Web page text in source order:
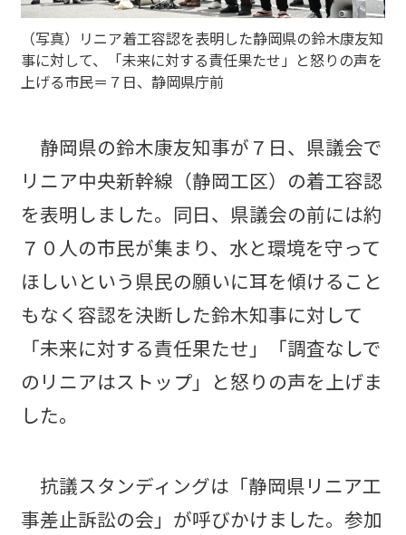
（写真）リニア着工容認を表明した静岡県の鈴木康友知
事に対して、「未来に対する責任果たせ」と怒りの声を
上げる市民＝７日、静岡県庁前
静岡県の鈴木康友知事が７日、県議会で
リニア中央新幹線（静岡工区）の着工容認
を表明しました。同日、県議会の前には約
７０人の市民が集まり、水と環境を守って
ほしいという県民の願いに耳を傾けること
もなく容認を決断した鈴木知事に対して
「未来に対する責任果たせ」「調査なしで
のリニアはストップ」と怒りの声を上げま
した。
抗議スタンディングは「静岡県リニア工
事差止訴訟の会」が呼びかけました。参加